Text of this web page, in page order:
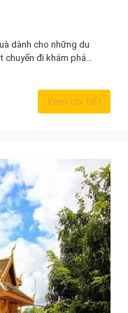
dành cho những du
đi khám phá…
Xem chi tiết